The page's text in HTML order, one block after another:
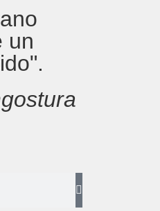
un